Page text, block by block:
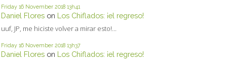
Friday 16 November 2018 13h41
Daniel Flores on Los Chiflados: ¡el regreso!
uuf, JP, me hiciste volver a mirar esto!...
Friday 16 November 2018 13h37
Daniel Flores on Los Chiflados: ¡el regreso!